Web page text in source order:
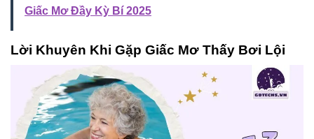
Giấc Mơ Đầy Kỳ Bí 2025
Lời Khuyên Khi Gặp Giấc Mơ Thấy Bơi Lội